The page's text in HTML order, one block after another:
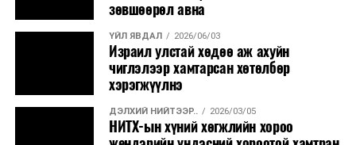
ҮЙЛ ЯВДАЛ 2026/08/06
Сүхбаатар боомтоор тав хоногт 10 мянга гаруй
тонн АИ-92 автобензин и...
ДЭЛХИЙ НИЙТЭЭР.. 2026/08/06
Вашингтон мужийн ой хээрийн түймрийг
зөвшөөрөл авна
ҮЙЛ ЯВДАЛ 2026/06/03
Израил улстай хөдөө аж ахуйн
чиглэлээр хамтарсан хөтөлбөр
хэрэгжүүлнэ
ДЭЛХИЙ НИЙТЭЭР.. 2026/03/05
НИТХ-ын хүний хөгжлийн хороо